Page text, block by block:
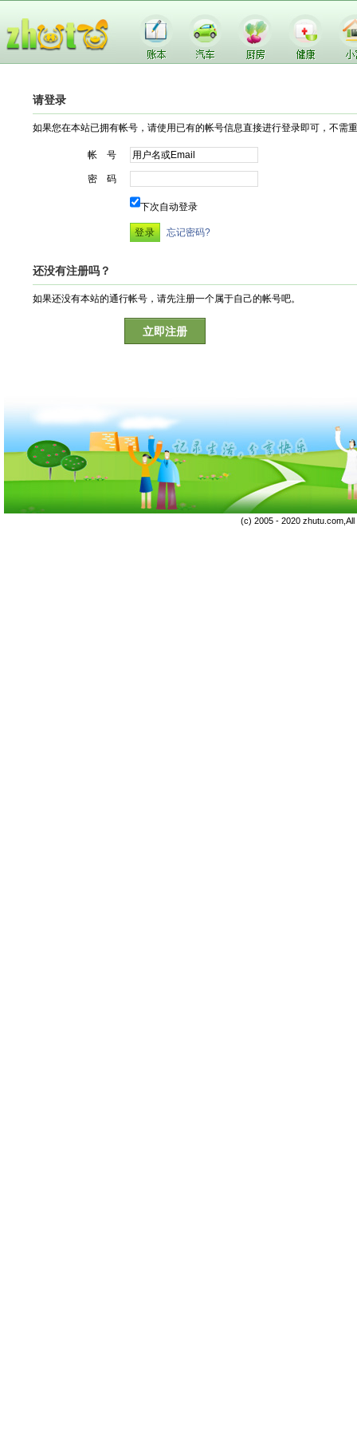
请登录
如果您在本站已拥有帐号，请使用已有的帐号信息直接进行登录即可，不需
帐 号
密 码
下次自动登录
忘记密码?
还没有注册吗？
如果还没有本站的通行帐号，请先注册一个属于自己的帐号吧。
立即注册
(c) 2005 - 2020